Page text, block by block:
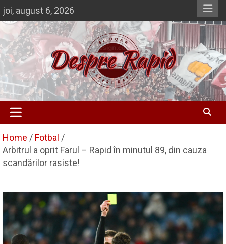
to
content
joi, august 6, 2026
Despre Rapid
Si doar … despre Rapid
Home
Fotbal
Arbitrul a oprit Farul – Rapid în minutul 89, din cauza
scandărilor rasiste!